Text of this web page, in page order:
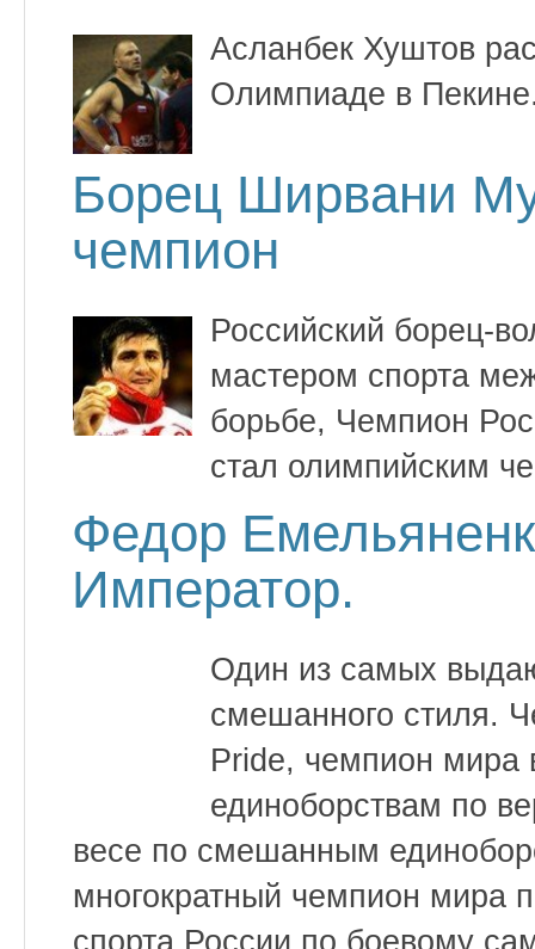
Асланбек Хуштов
Олимпиаде в
Борец Ширвани
чемпион
Российский борец-
мастером спорта
борьбе, Чемпион
стал олимпийским
Федор
Император.
Один из самых
смешанного стиля.
Pride, чемпион
единоборствам по
весе по смешанным
многократный чемпион мира